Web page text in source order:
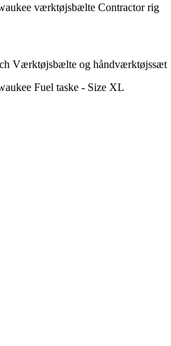
værktøjsbælte Contractor rig
Værktøjsbælte og håndværktøjssæt
Fuel taske - Size XL